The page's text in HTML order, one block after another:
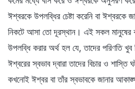
ঈশ্বরকে উপলব্ধির চেষ্টা করেনি বা ঈশ্বরকে
নিকটে আসা তো দূরস্থান। এই সকল মানুষের
উপলব্ধি করার অর্থ হল যে, তাদের পরিণতি খুব
ঈশ্বরের স্বভাব দ্বারা তাদের বিচার ও শাস্তি
কখনোই ঈশ্বর বা তাঁর স্বভাবকে জানার